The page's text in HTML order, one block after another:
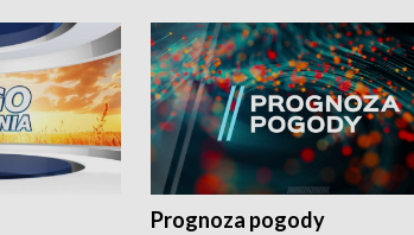
Prognoza pogody